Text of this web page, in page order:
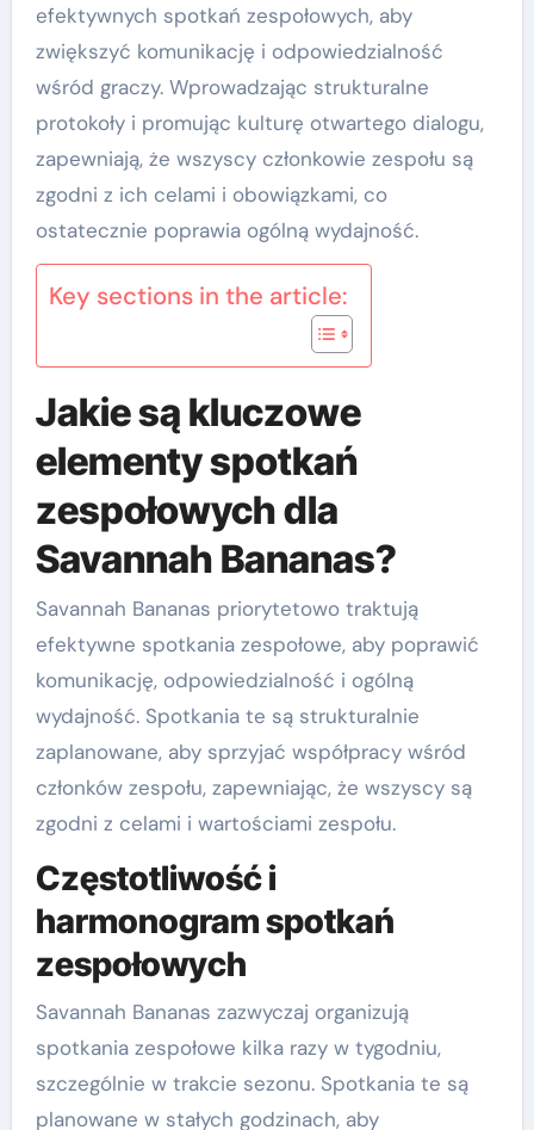
efektywnych spotkań zespołowych, aby
zwiększyć komunikację i odpowiedzialność
wśród graczy. Wprowadzając strukturalne
protokoły i promując kulturę otwartego dialogu,
zapewniają, że wszyscy członkowie zespołu są
zgodni z ich celami i obowiązkami, co
ostatecznie poprawia ogólną wydajność.
Key sections in the article:
Jakie są kluczowe
elementy spotkań
zespołowych dla
Savannah Bananas?
Savannah Bananas priorytetowo traktują
efektywne spotkania zespołowe, aby poprawić
komunikację, odpowiedzialność i ogólną
wydajność. Spotkania te są strukturalnie
zaplanowane, aby sprzyjać współpracy wśród
członków zespołu, zapewniając, że wszyscy są
zgodni z celami i wartościami zespołu.
Częstotliwość i
harmonogram spotkań
zespołowych
Savannah Bananas zazwyczaj organizują
spotkania zespołowe kilka razy w tygodniu,
szczególnie w trakcie sezonu. Spotkania te są
planowane w stałych godzinach, aby